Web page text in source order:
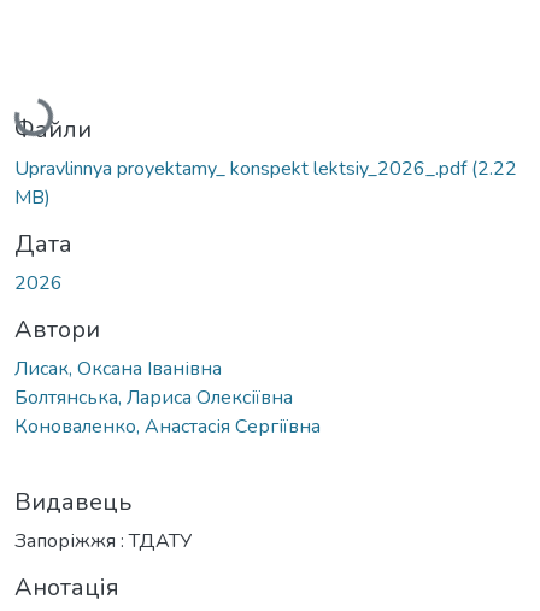
Вантажиться...
Файли
Upravlinnya proyektamy_ konspekt lektsiy_2026_.pdf(2.22
MB)
Дата
2026
Автори
Лисак, Оксана Іванівна
Болтянська, Лариса Олексіївна
Коноваленко, Анастасія Сергіївна
Видавець
Запоріжжя : ТДАТУ
Анотація